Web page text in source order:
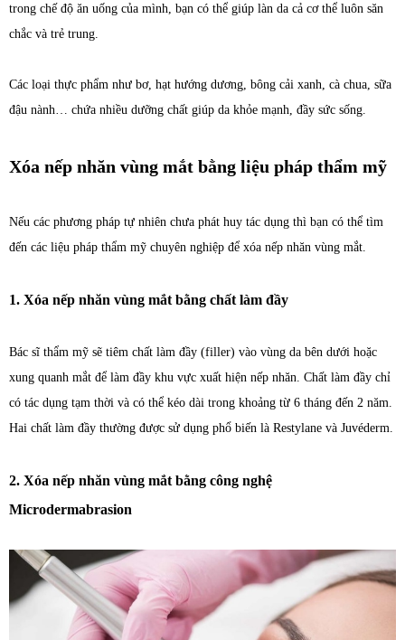
trong chế độ ăn uống của mình, bạn có thể giúp làn da cả cơ thể luôn săn
chắc và trẻ trung.
Các loại thực phẩm như bơ, hạt hướng dương, bông cải xanh, cà chua, sữa
đậu nành… chứa nhiều dưỡng chất giúp da khỏe mạnh, đầy sức sống.
Xóa nếp nhăn vùng mắt bằng liệu pháp thẩm mỹ
Nếu các phương pháp tự nhiên chưa phát huy tác dụng thì bạn có thể tìm
đến các liệu pháp thẩm mỹ chuyên nghiệp để xóa nếp nhăn vùng mắt.
1. Xóa nếp nhăn vùng mắt bằng chất làm đầy
Bác sĩ thẩm mỹ sẽ tiêm chất làm đầy (filler) vào vùng da bên dưới hoặc
xung quanh mắt để làm đầy khu vực xuất hiện nếp nhăn. Chất làm đầy chỉ
có tác dụng tạm thời và có thể kéo dài trong khoảng từ 6 tháng đến 2 năm.
Hai chất làm đầy thường được sử dụng phổ biến là Restylane và Juvéderm.
2. Xóa nếp nhăn vùng mắt bằng công nghệ
Microdermabrasion